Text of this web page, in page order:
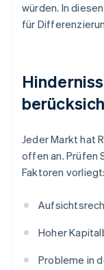
würden. In
für
Jeder Markt hat
offen an. Prüfen
Faktoren vorliegt:
Hoher
Probleme in